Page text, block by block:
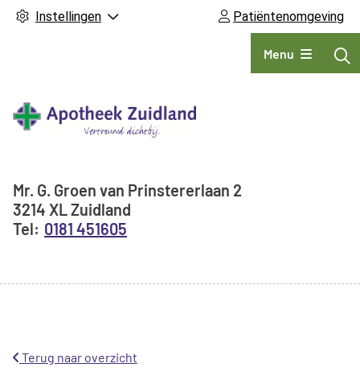
Instellingen Patiëntenomgeving
Hoofdmenu
Menu
Adresgegevens
Mr. G. Groen van Prinstererlaan 2
3214 XLZuidland
0181 451605
Terug naar overzicht